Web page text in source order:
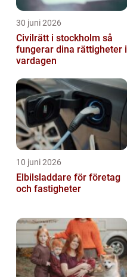
30 juni 2026
Civilrätt i stockholm så
fungerar dina rättigheter i
vardagen
10 juni 2026
Elbilsladdare för företag
och fastigheter